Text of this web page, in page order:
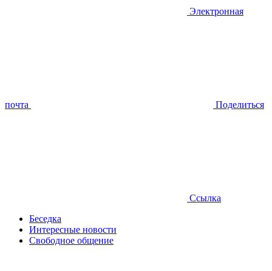
Электронная
почта Поделиться
Ссылка
Беседка
Интересные новости
Свободное общение